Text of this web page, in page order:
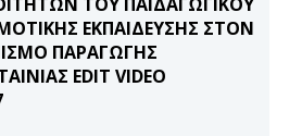
ΕΚΠΑΙΔΕΥΣΗΣ ΣΤΟΝ
ΠΑΡΑΓΩΓΗΣ
EDIT VIDEO